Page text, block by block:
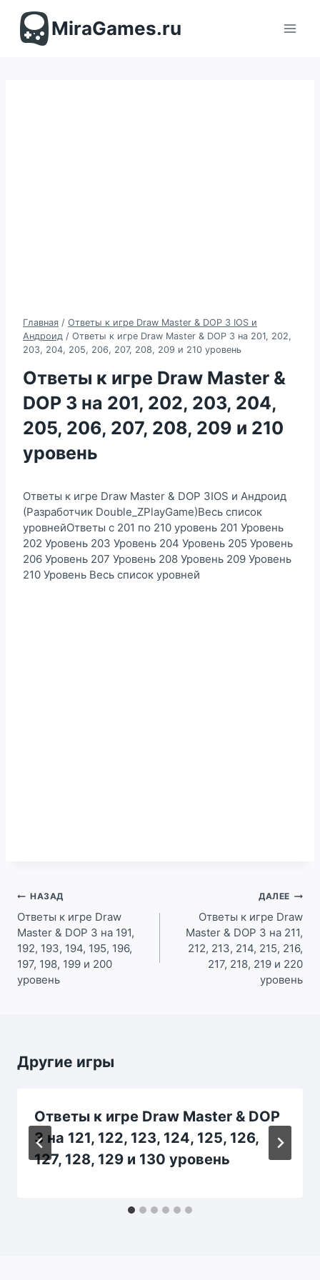
содержимомуMiraGames.ru
Главная / Ответы к игре Draw Master & DOP 3 IOS и
Андроид / Ответы к игре Draw Master & DOP 3 на 201, 202,
203, 204, 205, 206, 207, 208, 209 и 210 уровень
Ответы к игре Draw Master &
DOP 3 на 201, 202, 203, 204,
205, 206, 207, 208, 209 и 210
уровень
Ответы к игре Draw Master & DOP 3IOS и Андроид
(Разработчик Double_ZPlayGame)Весь список
уровнейОтветы с 201 по 210 уровень 201 Уровень
202 Уровень 203 Уровень 204 Уровень 205 Уровень
206 Уровень 207 Уровень 208 Уровень 209 Уровень
210 Уровень Весь список уровней
Навигация
по
записям
НАЗАД
Ответы к игре Draw
Master & DOP 3 на 191,
192, 193, 194, 195, 196,
197, 198, 199 и 200
уровень
ДАЛЕЕ
Ответы к игре Draw
Master & DOP 3 на 211,
212, 213, 214, 215, 216,
217, 218, 219 и 220
уровень
Другие игры
Ответы к игре Draw Master & DOP
3 на 121, 122, 123, 124, 125, 126,
127, 128, 129 и 130 уровень